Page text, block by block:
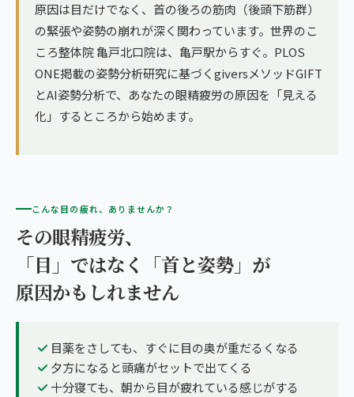
原因は目だけでなく、首の後ろの筋肉（後頭下筋群）
の緊張や姿勢の崩れが深く関わっています。世界のこ
ころ整体院 亀戸北口院は、亀戸駅からすぐ。PLOS
ONE掲載の姿勢分析研究に基づくgiversメソッドGIFT
とAI姿勢分析で、あなたの眼精疲労の原因を「見える
化」するところから始めます。
こんな目の疲れ、ありませんか？
その眼精疲労、
「目」ではなく「首と姿勢」が
原因かもしれません
目薬をさしても、すぐに目の奥が重だるくなる
夕方になると頭痛がセットで出てくる
十分寝ても、朝から目が疲れている感じがする